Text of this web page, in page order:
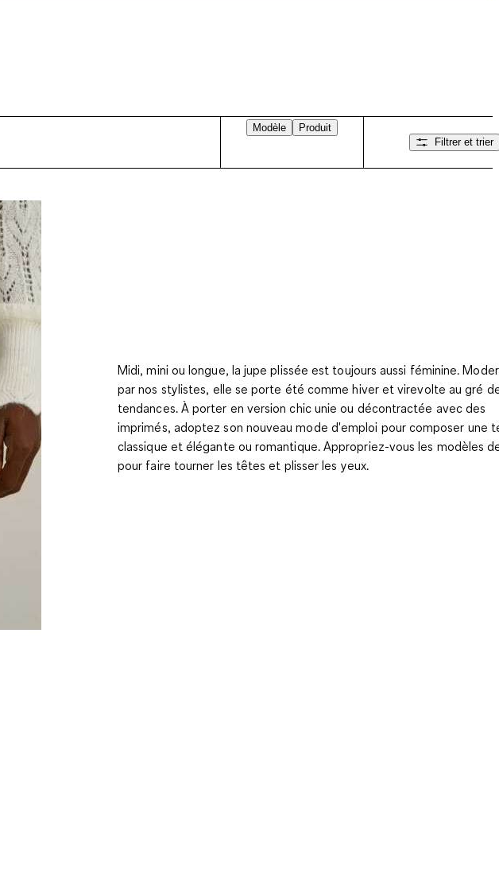
Modèle
Produit
Filtrer et trier
Midi, mini ou longue, la jupe plissée est toujours aussi féminine.
par nos stylistes, elle se porte été comme hiver et virevolte au gré
tendances. À porter en version chic unie ou décontractée avec des
imprimés, adoptez son nouveau mode d'emploi pour composer une
classique et élégante ou romantique. Appropriez-vous les modèles
pour faire tourner les têtes et plisser les yeux.